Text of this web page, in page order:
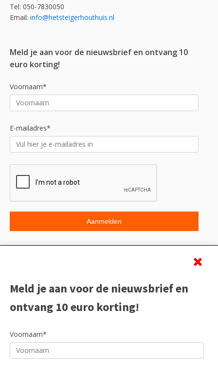
Tel: 050-7830050
Email: info@hetsteigerhouthuis.nl
Meld je aan voor de nieuwsbrief en ontvang 10
euro korting!
Voornaam*
E-mailadres*
Meld je aan voor de nieuwsbrief en
ontvang 10 euro korting!
Voornaam*